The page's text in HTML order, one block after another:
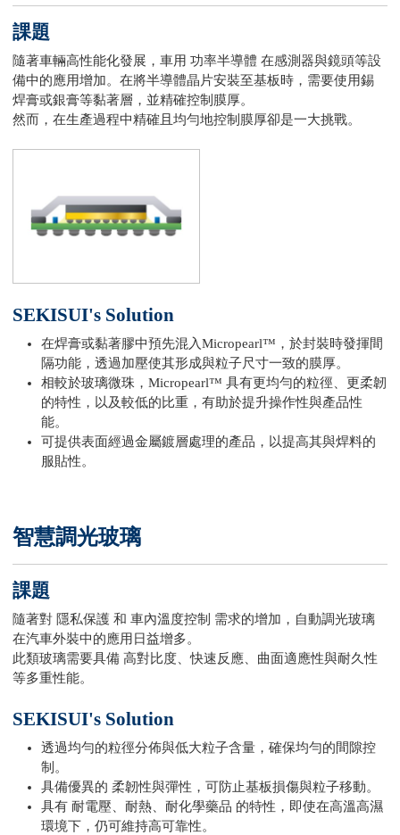
課題
隨著車輛高性能化發展，車用 功率半導體 在感測器與鏡頭等設
備中的應用增加。在將半導體晶片安裝至基板時，需要使用錫
焊膏或銀膏等黏著層，並精確控制膜厚。
然而，在生產過程中精確且均勻地控制膜厚卻是一大挑戰。
SEKISUI's Solution
在焊膏或黏著膠中預先混入Micropearl™，於封裝時發揮間
隔功能，透過加壓使其形成與粒子尺寸一致的膜厚。
相較於玻璃微珠，Micropearl™ 具有更均勻的粒徑、更柔韌
的特性，以及較低的比重，有助於提升操作性與產品性
能。
可提供表面經過金屬鍍層處理的產品，以提高其與焊料的
服貼性。
智慧調光玻璃
課題
隨著對 隱私保護 和 車內溫度控制 需求的增加，自動調光玻璃
在汽車外裝中的應用日益增多。
此類玻璃需要具備 高對比度、快速反應、曲面適應性與耐久性
等多重性能。
SEKISUI's Solution
透過均勻的粒徑分佈與低大粒子含量，確保均勻的間隙控
制。
具備優異的 柔韌性與彈性，可防止基板損傷與粒子移動。
具有 耐電壓、耐熱、耐化學藥品 的特性，即使在高溫高濕
環境下，仍可維持高可靠性。